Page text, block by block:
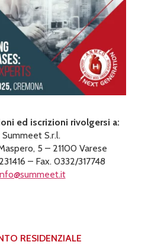
ed iscrizioni rivolgersi a:
Summeet S.r.l.
5 – 21100 Varese
– Fax. 0332/317748
RESIDENZIALE